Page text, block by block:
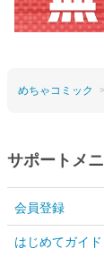
めちゃコミック
サポートメ
会員登録
はじめてガイド